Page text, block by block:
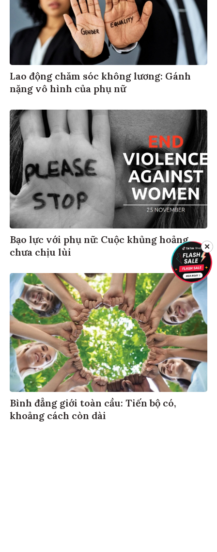
Lao động chăm sóc không lương: Gánh
nặng vô hình của phụ nữ
Bạo lực với phụ nữ: Cuộc khủng hoảng
chưa chịu lùi
Bình đẳng giới toàn cầu: Tiến bộ có,
khoảng cách còn dài
✕